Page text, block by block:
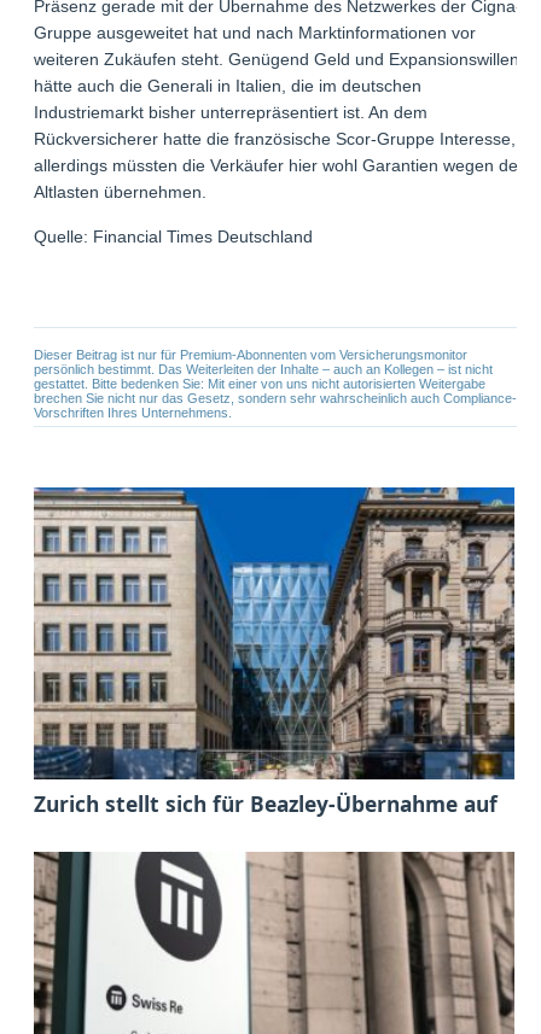
Präsenz gerade mit der Übernahme des Netzwerkes der Cigna-
Gruppe ausgeweitet hat und nach Marktinformationen vor
weiteren Zukäufen steht. Genügend Geld und Expansionswillen
hätte auch die Generali in Italien, die im deutschen
Industriemarkt bisher unterrepräsentiert ist. An dem
Rückversicherer hatte die französische Scor-Gruppe Interesse,
allerdings müssten die Verkäufer hier wohl Garantien wegen der
Altlasten übernehmen.
Quelle: Financial Times Deutschland
Dieser Beitrag ist nur für Premium-Abonnenten vom Versicherungsmonitor
persönlich bestimmt. Das Weiterleiten der Inhalte – auch an Kollegen – ist nicht
gestattet. Bitte bedenken Sie: Mit einer von uns nicht autorisierten Weitergabe
brechen Sie nicht nur das Gesetz, sondern sehr wahrscheinlich auch Compliance-
Vorschriften Ihres Unternehmens.
Zurich stellt sich für Beazley-Übernahme auf